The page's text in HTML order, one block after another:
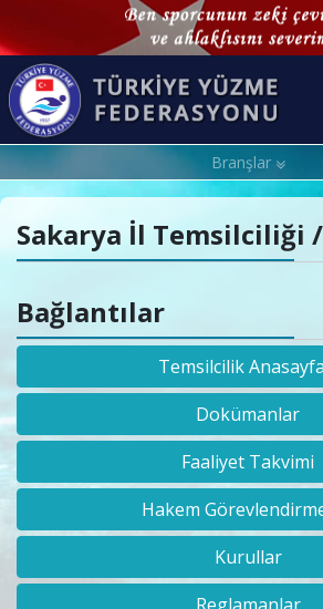
Branşlar
Sakarya İl Temsilciliği
Bağlantılar
Temsilcilik
Dokümanlar
Faaliyet Takvimi
Hakem
Kurullar